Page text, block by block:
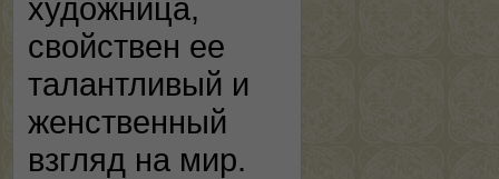
художница,
свойствен ее
талантливый и
женственный
взгляд на мир.